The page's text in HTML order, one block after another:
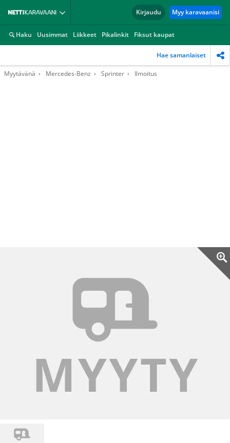
Kirjaudu Myy karavaanisi
Haku Uusimmat Liikkeet Pikalinkit Fiksut kaupat
Hae samanlaiset
Myytävänä Mercedes-Benz Sprinter Ilmoitus